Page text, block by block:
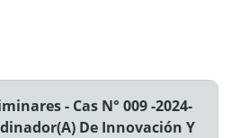
- Cas N° 009 -2024-
De Innovación Y